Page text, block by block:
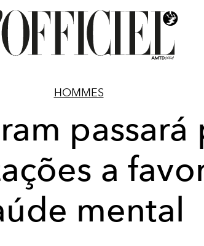
HOMMES
passará
a
mental